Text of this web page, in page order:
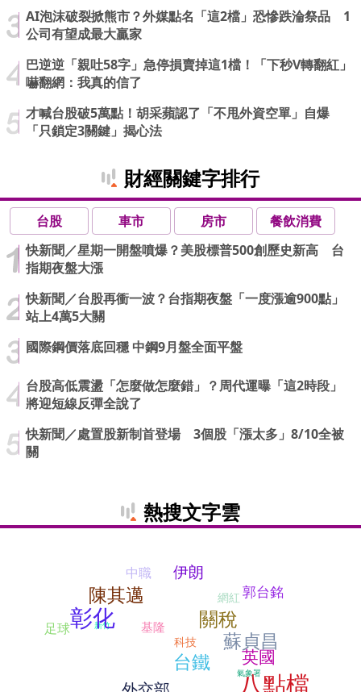
AI泡沫破裂掀熊市？外媒點名「這2檔」恐慘跌淪祭品 1
公司有望成最大贏家
巴逆逆「親吐58字」急停損賣掉這1檔！「下秒V轉翻紅」
嚇翻網：我真的信了
才喊台股破5萬點！胡采蘋認了「不甩外資空單」自爆
「只鎖定3關鍵」揭心法
財經關鍵字排行
台股 車市 房市
餐飲消費
快新聞／星期一開盤噴爆？美股標普500創歷史新高 台
指期夜盤大漲
快新聞／台股再衝一波？台指期夜盤「一度漲逾900點」
站上4萬5大關
國際鋼價落底回穩 中鋼9月盤全面平盤
台股高低震盪「怎麼做怎麼錯」？周代運曝「這2時段」
將迎短線反彈全說了
快新聞／處置股新制首登場 3個股「漲太多」8/10全被
關
熱搜文字雲
網紅
伊朗
郭台銘
新竹
英國
足球 蘇貞昌
中職
台鐵
陳其邁
關稅
彰化
科技
八點檔
氣象署
基隆